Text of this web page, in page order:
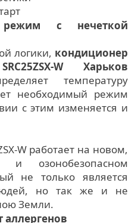
режим с нечеткой
логики, кондиционер
W Харьков
температуру
необходимый режим
с этим изменяется и
W работает на новом,
и озонобезопасном
не только является
но так же и не
Земли.
аллергенов